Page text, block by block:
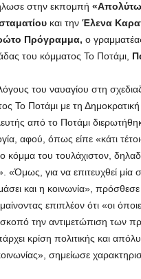
στην εκπομπή
και την Έλενα
Πρόγραμμα, ο
του κόμματος Το Ποτάμι,
του ναυαγίου στη
Το Ποτάμι με τη Δημοκρατική
από το Ποτάμι
αφού, όπως είπε «κάτι
κόμμα του τουλάχιστον,
«Όμως, για να επιτευχθεί μία
και η κοινωνία», πρόσθεσε
επιπλέον ότι «οι
σκοπό την αντιμετώπιση των
κρίση πολιτικής και
σημείωσε